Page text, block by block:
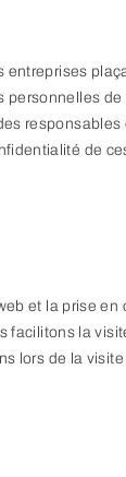
entreprises
personnelles de
responsables
de
et la prise en
facilitons la
lors de la